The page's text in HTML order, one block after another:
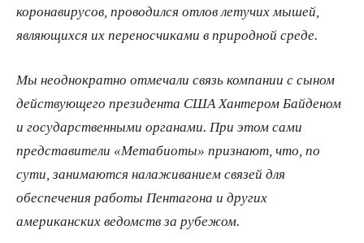
коронавирусов, проводился отлов летучих мышей,
являющихся их переносчиками в природной среде.
Мы неоднократно отмечали связь компании с сыном
действующего президента США Хантером Байденом
и государственными органами. При этом сами
представители «Метабиоты» признают, что, по
сути, занимаются налаживанием связей для
обеспечения работы Пентагона и других
американских ведомств за рубежом.